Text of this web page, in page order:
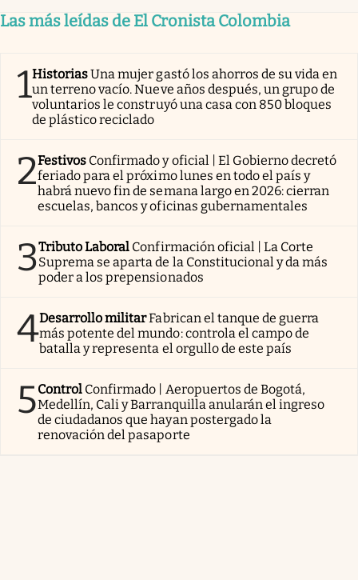
Las más leídas de El Cronista Colombia
1HistoriasUna mujer gastó los ahorros de su vida en
un terreno vacío. Nueve años después, un grupo de
voluntarios le construyó una casa con 850 bloques
de plástico reciclado
2Festivos Confirmado y oficial | El Gobierno decretó
feriado para el próximo lunes en todo el país y
habrá nuevo fin de semana largo en 2026: cierran
escuelas, bancos y oficinas gubernamentales
3Tributo Laboral Confirmación oficial | La Corte
Suprema se aparta de la Constitucional y da más
poder a los prepensionados
4Desarrollo militarFabrican el tanque de guerra
más potente del mundo: controla el campo de
batalla y representa el orgullo de este país
5Control Confirmado | Aeropuertos de Bogotá,
Medellín, Cali y Barranquilla anularán el ingreso
de ciudadanos que hayan postergado la
renovación del pasaporte